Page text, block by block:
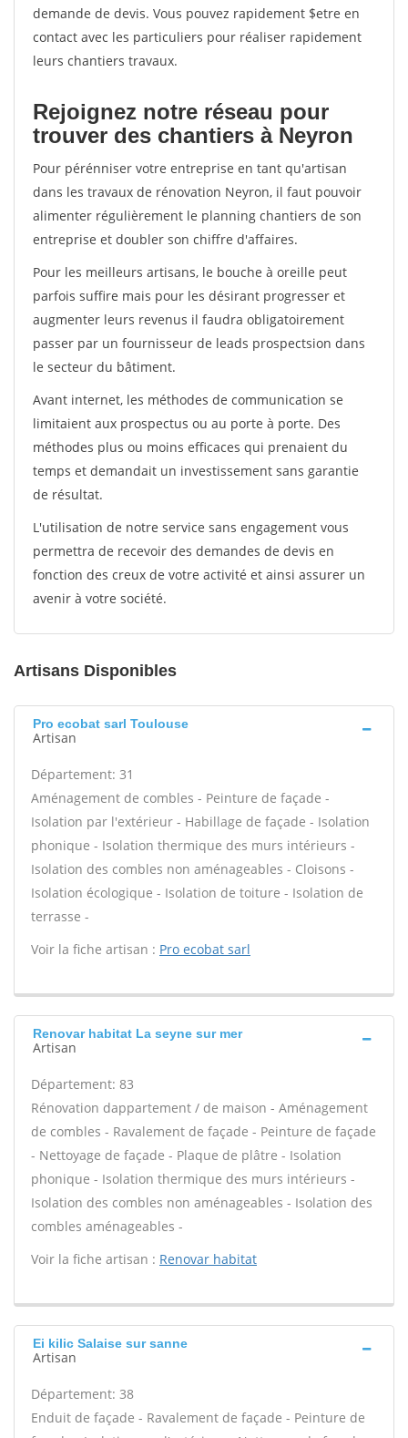
demande de devis. Vous pouvez rapidement $etre en
contact avec les particuliers pour réaliser rapidement
leurs chantiers travaux.
Rejoignez notre réseau pour
trouver des chantiers à Neyron
Pour pérénniser votre entreprise en tant qu'artisan
dans les travaux de rénovation Neyron, il faut pouvoir
alimenter régulièrement le planning chantiers de son
entreprise et doubler son chiffre d'affaires.
Pour les meilleurs artisans, le bouche à oreille peut
parfois suffire mais pour les désirant progresser et
augmenter leurs revenus il faudra obligatoirement
passer par un fournisseur de leads prospectsion dans
le secteur du bâtiment.
Avant internet, les méthodes de communication se
limitaient aux prospectus ou au porte à porte. Des
méthodes plus ou moins efficaces qui prenaient du
temps et demandait un investissement sans garantie
de résultat.
L'utilisation de notre service sans engagement vous
permettra de recevoir des demandes de devis en
fonction des creux de votre activité et ainsi assurer un
avenir à votre société.
Artisans Disponibles
Pro ecobat sarl Toulouse
Artisan
Département: 31
Aménagement de combles - Peinture de façade -
Isolation par l'extérieur - Habillage de façade - Isolation
phonique - Isolation thermique des murs intérieurs -
Isolation des combles non aménageables - Cloisons -
Isolation écologique - Isolation de toiture - Isolation de
terrasse -
Voir la fiche artisan : Pro ecobat sarl
Renovar habitat La seyne sur mer
Artisan
Département: 83
Rénovation dappartement / de maison - Aménagement
de combles - Ravalement de façade - Peinture de façade
- Nettoyage de façade - Plaque de plâtre - Isolation
phonique - Isolation thermique des murs intérieurs -
Isolation des combles non aménageables - Isolation des
combles aménageables -
Voir la fiche artisan : Renovar habitat
Ei kilic Salaise sur sanne
Artisan
Département: 38
Enduit de façade - Ravalement de façade - Peinture de